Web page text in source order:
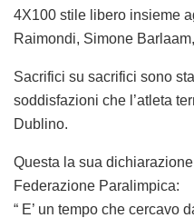
4X100 stile libero insieme
Raimondi, Simone
Sacrifici su sacrifici sono
soddisfazioni che l’atleta
Dublino.
Questa la sua
Federazione Paralimpica:
“ E’ un tempo che cercavo